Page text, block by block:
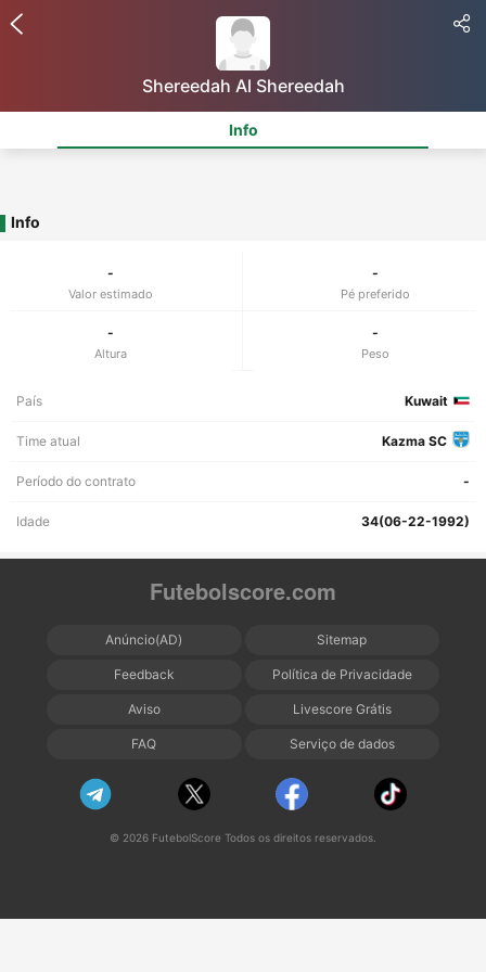
Shereedah Al Shereedah
Info
Info
-
Valor estimado
-
Pé preferido
-
Altura
-
Peso
País Kuwait
Time atual Kazma SC
Período do contrato -
Idade 34(06-22-1992)
Futebolscore.com
Anúncio(AD) Sitemap
Feedback Política de Privacidade
Aviso Livescore Grátis
FAQ Serviço de dados
© 2026 FutebolScore Todos os direitos reservados.